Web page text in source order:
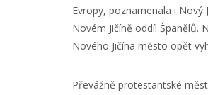
Evropy, poznamenala i Nový
Novém Jičíně oddíl Španělů.
Nového Jičína město opět
Převážně protestantské